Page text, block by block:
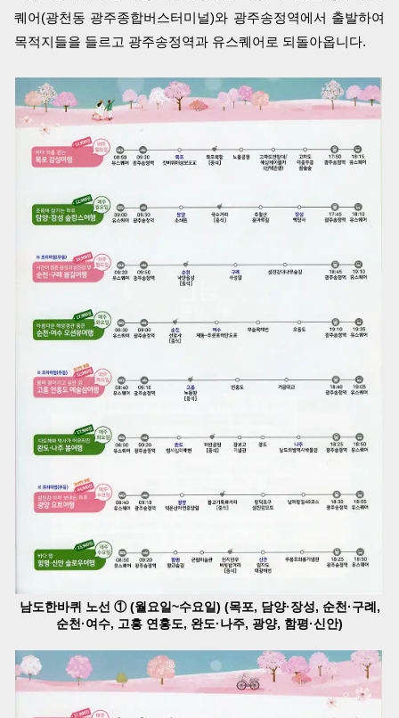
퀘어(광천동 광주종합버스터미널)와 광주송정역에서 출발하여
목적지들을 들르고 광주송정역과 유스퀘어로 되돌아옵니다.
남도한바퀴 노선 ① (월요일~수요일) (목포, 담양·장성, 순천·구례,
순천·여수, 고흥 연홍도, 완도·나주, 광양, 함평·신안)